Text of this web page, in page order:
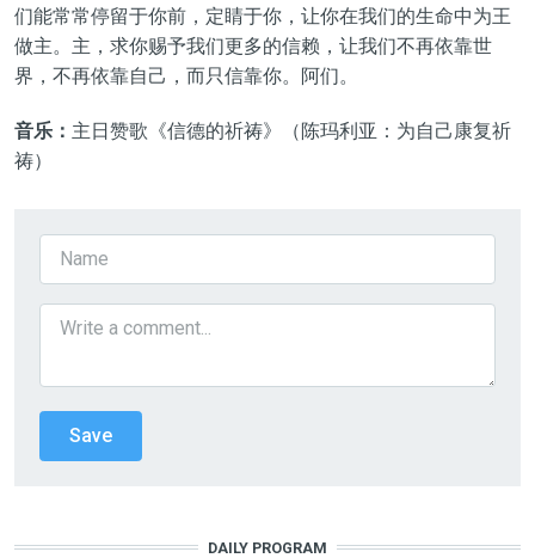
们能常常停留于你前，定睛于你，让你在我们的生命中为王
做主。主，求你赐予我们更多的信赖，让我们不再依靠世
界，不再依靠自己，而只信靠你。阿们。
音乐： 主日赞歌 《信德的祈祷》（陈玛利亚：为自己康复祈
祷）
DAILY PROGRAM